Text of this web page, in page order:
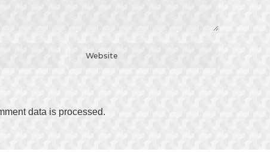
data is processed.